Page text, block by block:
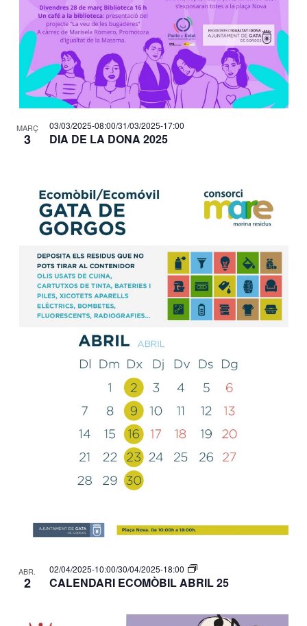
MARÇ
3 DIA DE LA DONA 2025
03/03/2025-08:00/31/03/2025-17:00
ABR.
2 CALENDARI ECOMÒBIL ABRIL 25
02/04/2025-10:00/30/04/2025-18:00